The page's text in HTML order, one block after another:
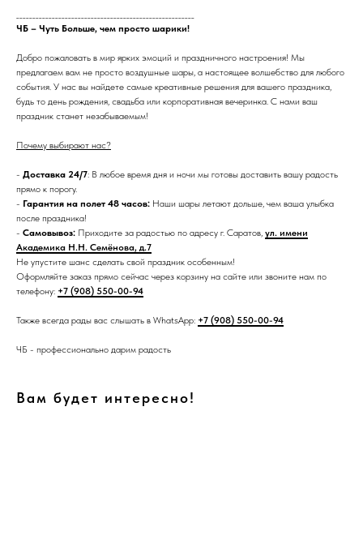
ЧБ – Чуть Больше, чем просто шарики!
Добро пожаловать в мир ярких эмоций и праздничного настроения! Мы
предлагаем вам не просто воздушные шары, а настоящее волшебство для любого
события. У нас вы найдете самые креативные решения для вашего праздника,
будь то день рождения, свадьба или корпоративная вечеринка. С нами ваш
праздник станет незабываемым!
Почему выбирают нас?
- Доставка 24/7: В любое время дня и ночи мы готовы доставить вашу радость
прямо к порогу.
- Гарантия на полет 48 часов: Наши шары летают дольше, чем ваша улыбка
после праздника!
- Самовывоз: Приходите за радостью по адресу г. Саратов, ул. имени
Академика Н.Н. Семёнова, д.7
Не упустите шанс сделать свой праздник особенным!
Оформляйте заказ прямо сейчас через корзину на сайте или звоните нам по
телефону: +7 (908) 550-00-94
Также всегда рады вас слышать в WhatsApp: +7 (908) 550-00-94
ЧБ - профессионально дарим радость
Вам будет интересно!